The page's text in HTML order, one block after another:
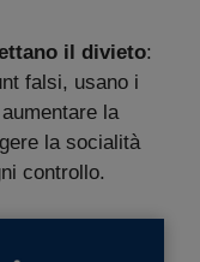
il divieto:
falsi, usano i
la
la socialità
controllo.